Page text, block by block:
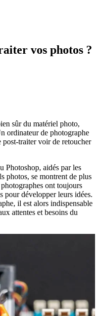
vos photos ?
sûr du matériel photo,
ordinateur de photographe
post-traiter voir de retoucher
Photoshop, aidés par les
photos, se montrent de plus
ont toujours
pour développer leurs idées.
il est alors indispensable
attentes et besoins du